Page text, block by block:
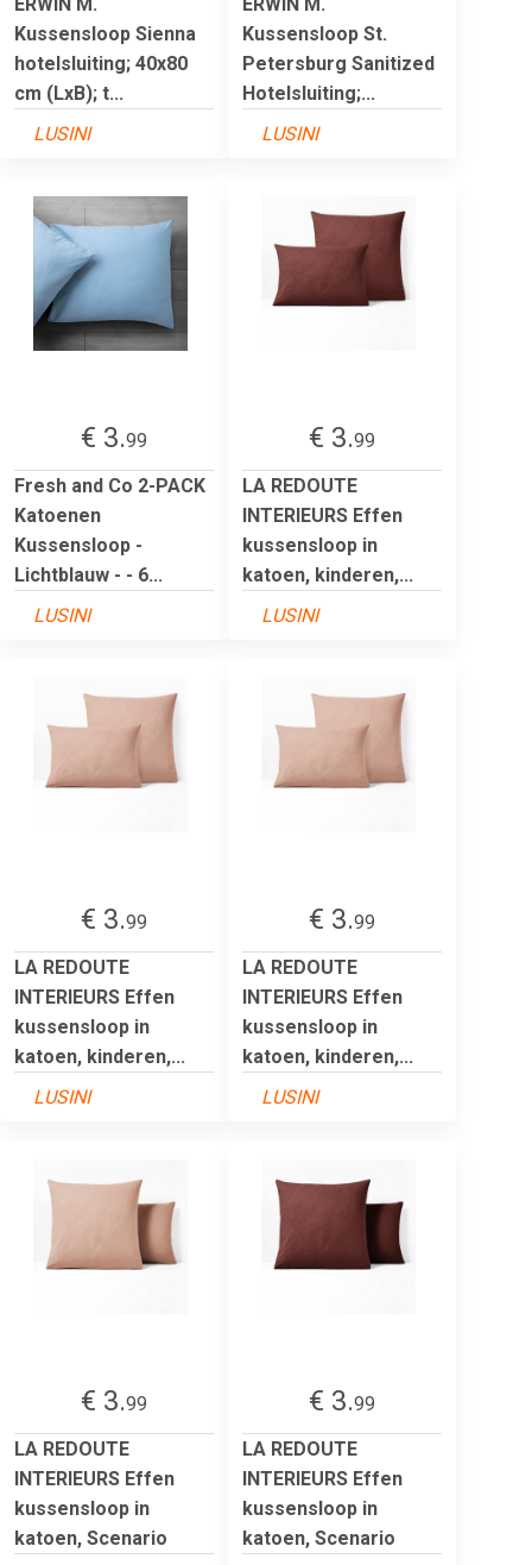
Kussensloop Sienna
hotelsluiting; 40x80
cm (LxB); t...
LUSINI
Kussensloop St.
Petersburg Sanitized
Hotelsluiting;...
LUSINI
€ 3.99
Fresh and Co 2-PACK
Katoenen
Kussensloop -
Lichtblauw - - 6...
LUSINI
€ 3.99
LA REDOUTE
INTERIEURS Effen
kussensloop in
katoen, kinderen,...
LUSINI
€ 3.99
LA REDOUTE
INTERIEURS Effen
kussensloop in
katoen, kinderen,...
LUSINI
€ 3.99
LA REDOUTE
INTERIEURS Effen
kussensloop in
katoen, kinderen,...
LUSINI
€ 3.99
LA REDOUTE
INTERIEURS Effen
kussensloop in
katoen, Scenario
€ 3.99
LA REDOUTE
INTERIEURS Effen
kussensloop in
katoen, Scenario